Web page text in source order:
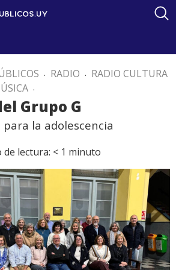
. RADIO . RADIO CULTURA
.
Grupo G
la adolescencia
de lectura: < 1 minuto